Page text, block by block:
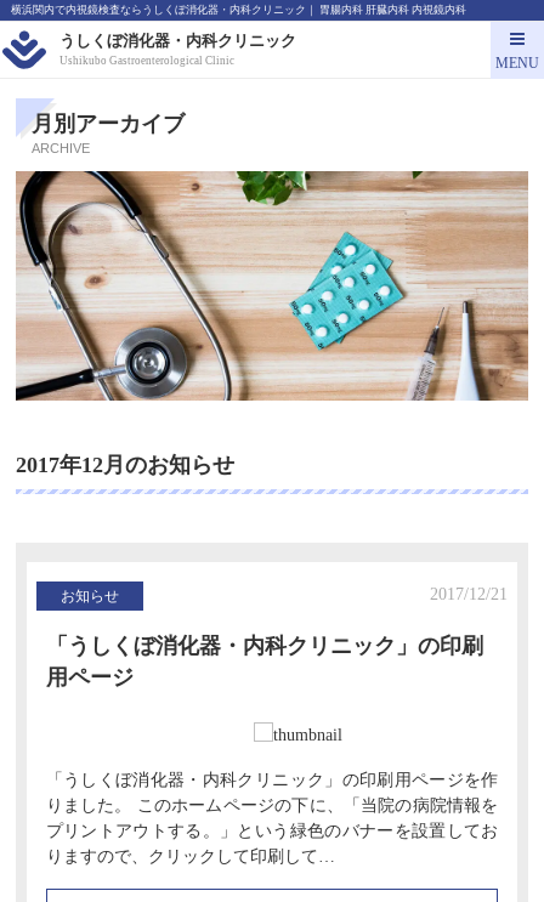
横浜関内で内視鏡検査ならうしくぼ消化器・内科クリニック｜ 胃腸内科 肝臓内科 内視鏡内科
うしくぼ消化器・内科クリニック
Ushikubo Gastroenterological Clinic MENU
月別アーカイブ
ARCHIVE
2017年12月のお知らせ
「うしくぼ消化器・内科クリニック」の印刷
用ページ
お知らせ 2017/12/21
「うしくぼ消化器・内科クリニック」の印刷用ページを作
りました。 このホームページの下に、「当院の病院情報を
プリントアウトする。」という緑色のバナーを設置してお
りますので、クリックして印刷して…